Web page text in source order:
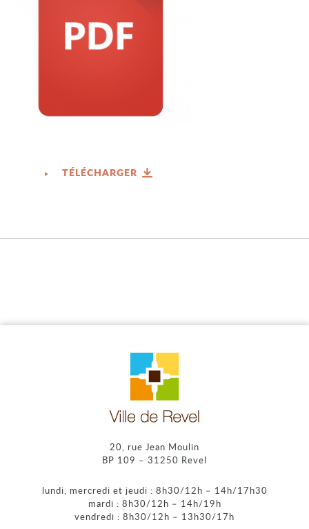
TÉLÉCHARGER
20, rue Jean Moulin
BP 109 – 31250 Revel
lundi, mercredi et jeudi : 8h30/12h – 14h/17h30
mardi : 8h30/12h – 14h/19h
vendredi : 8h30/12h – 13h30/17h